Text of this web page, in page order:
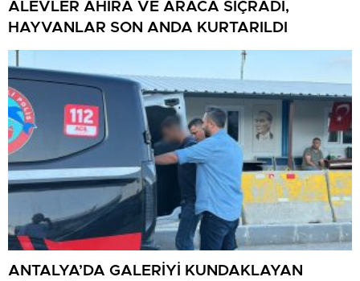
ALEVLER AHIRA VE ARACA SIÇRADI,
HAYVANLAR SON ANDA KURTARILDI
ANTALYA’DA GALERİYİ KUNDAKLAYAN